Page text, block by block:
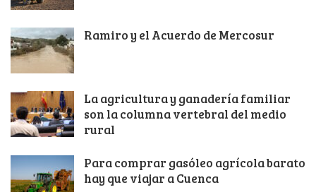
Ramiro y el Acuerdo de Mercosur
La agricultura y ganadería familiar
son la columna vertebral del medio
rural
Para comprar gasóleo agrícola barato
hay que viajar a Cuenca